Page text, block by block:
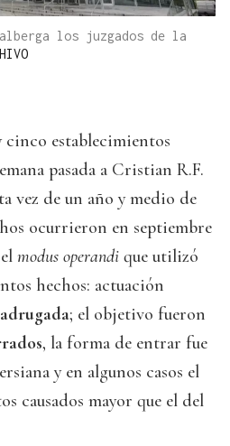
los juzgados de la
cinco establecimientos
pasada a Cristian R.F.
vez de un año y medio de
ocurrieron en septiembre
modus operandi que utilizó
hechos: actuación
; el objetivo fueron
, la forma de entrar fue
y en algunos casos el
causados mayor que el del